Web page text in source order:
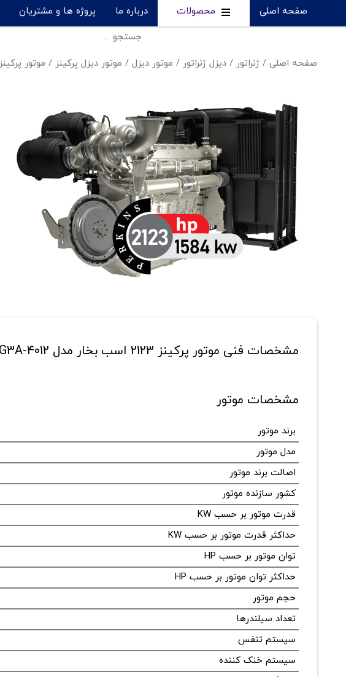
صفحه اصلی محصولات درباره ما پروژه ها و مشتریان
صفحه اصلی / ژنراتور / دیزل ژنراتور / موتور دیزل / موتور دیزل پرکینز / موتور پرکینز 2123 اسب بخار - 4012-46TAG3A
مشخصات فنی موتور پرکینز 2123 اسب بخار مدل 4012-46TAG3A
مشخصات موتور
برند موتور
مدل موتور
اصالت برند موتور
کشور سازنده موتور
قدرت موتور بر حسب KW
حداکثر قدرت موتور بر حسب KW
توان موتور بر حسب HP
حداکثر توان موتور بر حسب HP
حجم موتور
تعداد سیلندرها
سیستم تنفس
سیستم خنک کننده